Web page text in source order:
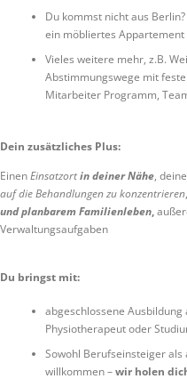
Du kommst nicht aus
ein möbliertes
Vieles weitere mehr, z.B.
Abstimmungswege mit
Mitarbeiter Programm,
Dein zusätzliches Plus:
EinenEinsatzortin deiner Nähe,
auf die Behandlungen zu konzentrieren
und planbarem Familienleben,
Verwaltungsaufgaben
Du bringst mit:
abgeschlossene
Physiotherapeut oder
Sowohl Berufseinsteiger
willkommen –wir holen